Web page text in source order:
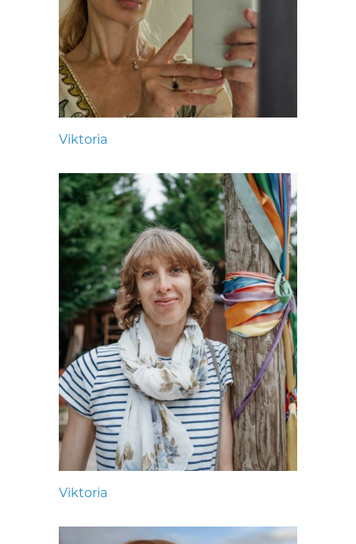
Viktoria
Viktoria